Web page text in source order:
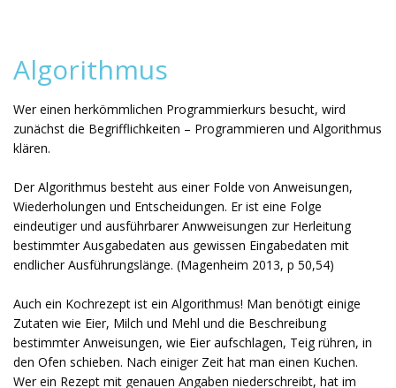
Algorithmus
Wer einen herkömmlichen Programmierkurs besucht, wird
zunächst die Begrifflichkeiten – Programmieren und Algorithmus
klären.
Der Algorithmus besteht aus einer Folde von Anweisungen,
Wiederholungen und Entscheidungen. Er ist eine Folge
eindeutiger und ausführbarer Anwweisungen zur Herleitung
bestimmter Ausgabedaten aus gewissen Eingabedaten mit
endlicher Ausführungslänge. (Magenheim 2013, p 50,54)
Auch ein Kochrezept ist ein Algorithmus! Man benötigt einige
Zutaten wie Eier, Milch und Mehl und die Beschreibung
bestimmter Anweisungen, wie Eier aufschlagen, Teig rühren, in
den Ofen schieben. Nach einiger Zeit hat man einen Kuchen.
Wer ein Rezept mit genauen Angaben niederschreibt, hat im